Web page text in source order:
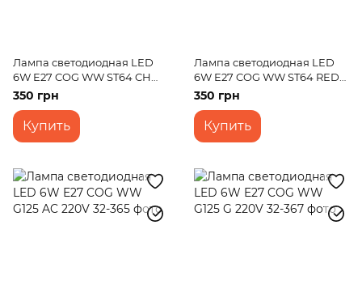
Лампа светодиодная LED
6W E27 COG WW ST64 CH
220V
350 грн
Купить
Лампа светодиодная LED
6W E27 COG WW ST64 RED
220V
350 грн
Купить